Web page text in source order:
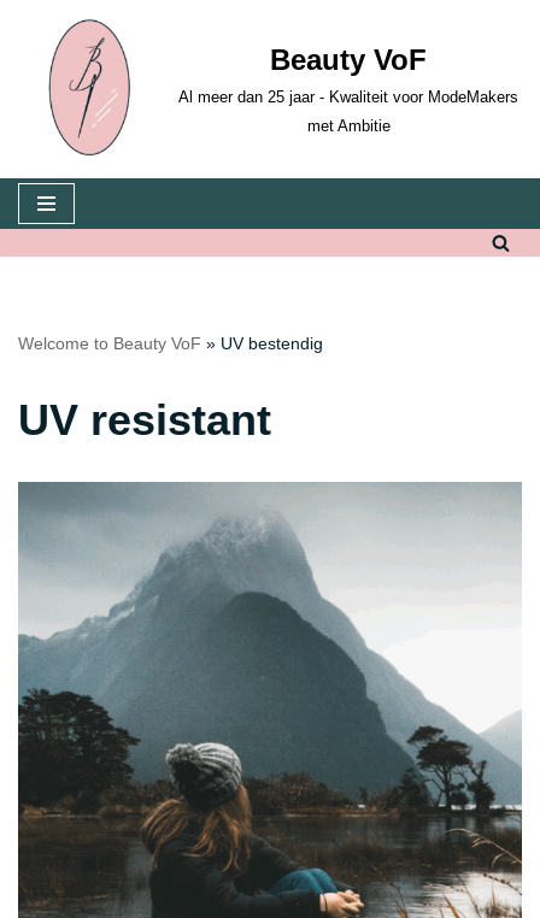
Skip
content
Beauty VoF
Al meer dan 25 jaar - Kwaliteit voor ModeMakers
met Ambitie
Welcome to Beauty VoF » UV bestendig
UV resistant